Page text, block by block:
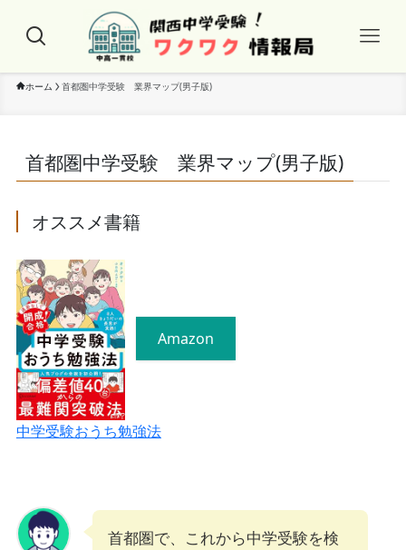
ホーム 首都圏中学受験 業界マップ(男子版)
首都圏中学受験 業界マップ(男子版)
オススメ書籍
Amazon
中学受験おうち勉強法
首都圏で、これから中学受験を検